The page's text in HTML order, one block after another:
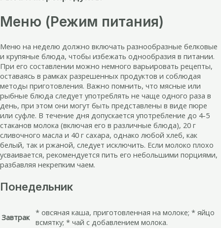
Меню (Режим питания)
Меню на неделю должно включать разнообразные белковые
и крупяные блюда, чтобы избежать однообразия в питании.
При его составлении можно немного варьировать рецепты,
оставаясь в рамках разрешенных продуктов и соблюдая
методы приготовления. Важно помнить, что мясные или
рыбные блюда следует употреблять не чаще одного раза в
день, при этом они могут быть представлены в виде пюре
или суфле. В течение дня допускается употребление до 4-5
стаканов молока (включая его в различные блюда), 20 г
сливочного масла и 40 г сахара, однако любой хлеб, как
белый, так и ржаной, следует исключить. Если молоко плохо
усваивается, рекомендуется пить его небольшими порциями,
разбавляя некрепким чаем.
Понедельник
Завтрак * овсяная каша, приготовленная на молоке; * яйцо
всмятку; * чай с добавлением молока.